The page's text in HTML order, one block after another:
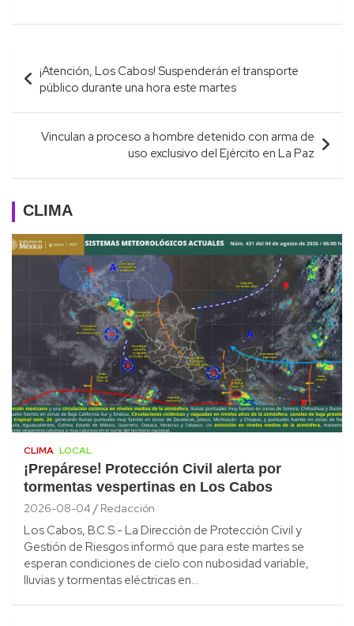
Navegación
de
entradas
¡Atención, Los Cabos! Suspenderán el transporte
público durante una hora este martes
Vinculan a proceso a hombre detenido con arma de
uso exclusivo del Ejército en La Paz
CLIMA
CLIMA LOCAL
¡Prepárese! Protección Civil alerta por
tormentas vespertinas en Los Cabos
2026-08-04 Redacción
Los Cabos, B.C.S.- La Dirección de Protección Civil y
Gestión de Riesgos informó que para este martes se
esperan condiciones de cielo con nubosidad variable,
lluvias y tormentas eléctricas en…